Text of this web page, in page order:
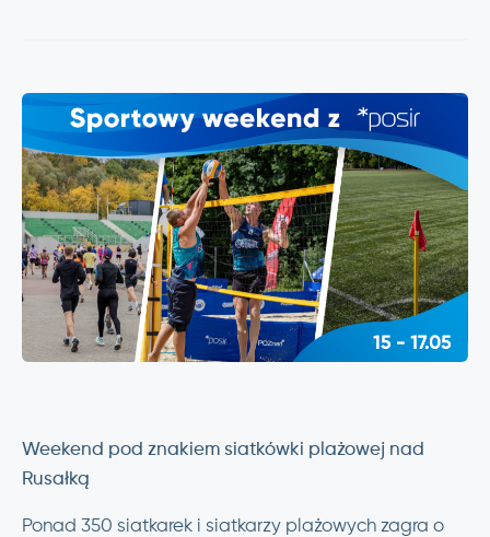
Weekend pod znakiem siatkówki plażowej nad
Rusałką
Ponad 350 siatkarek i siatkarzy plażowych zagra o